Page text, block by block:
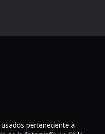
perteneciente a